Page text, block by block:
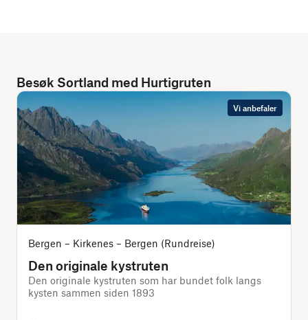
Besøk Sortland med Hurtigruten
Vi anbefaler
Bergen – Kirkenes – Bergen (Rundreise)
Den originale kystruten
Den originale kystruten som har bundet folk langs
kysten sammen siden 1893